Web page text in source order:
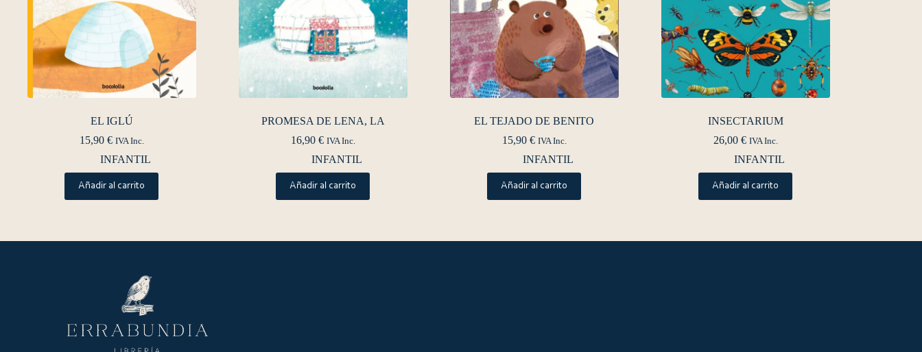
EL IGLÚ
15,90 € IVA Inc.
INFANTIL
Añadir al carrito
PROMESA DE LENA, LA
16,90 € IVA Inc.
INFANTIL
Añadir al carrito
EL TEJADO DE BENITO
15,90 € IVA Inc.
INFANTIL
Añadir al carrito
INSECTARIUM
26,00 € IVA Inc.
INFANTIL
Añadir al carrito